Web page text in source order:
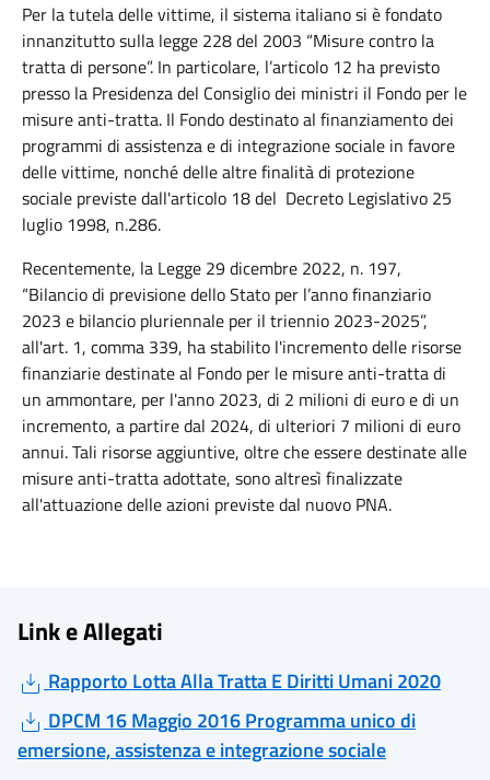
Per la tutela delle vittime, il sistema italiano si è fondato
innanzitutto sulla legge 228 del 2003 “Misure contro la
tratta di persone”. In particolare, l’articolo 12 ha previsto
presso la Presidenza del Consiglio dei ministri il Fondo per le
misure anti-tratta. Il Fondo destinato al finanziamento dei
programmi di assistenza e di integrazione sociale in favore
delle vittime, nonché delle altre finalità di protezione
sociale previste dall'articolo 18 del Decreto Legislativo 25
luglio 1998, n.286.
Recentemente, la Legge 29 dicembre 2022, n. 197,
“Bilancio di previsione dello Stato per l’anno finanziario
2023 e bilancio pluriennale per il triennio 2023-2025”,
all'art. 1, comma 339, ha stabilito l'incremento delle risorse
finanziarie destinate al Fondo per le misure anti-tratta di
un ammontare, per l'anno 2023, di 2 milioni di euro e di un
incremento, a partire dal 2024, di ulteriori 7 milioni di euro
annui. Tali risorse aggiuntive, oltre che essere destinate alle
misure anti-tratta adottate, sono altresì finalizzate
all'attuazione delle azioni previste dal nuovo PNA.
Link e Allegati
Rapporto Lotta Alla Tratta E Diritti Umani 2020
DPCM 16 Maggio 2016 Programma unico di
emersione, assistenza e integrazione sociale